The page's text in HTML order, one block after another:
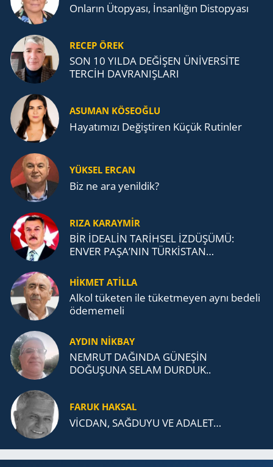
Onların Ütopyası, İnsanlığın Distopyası
RECEP ÖREK
SON 10 YILDA DEĞİŞEN ÜNİVERSİTE
TERCİH DAVRANIŞLARI
ASUMAN KÖSEOĞLU
Ha­ya­tı­mı­zı De­ğiş­ti­ren Küçük Ru­tin­ler
YÜKSEL ERCAN
Biz ne ara yenildik?
RIZA KARAYMIR
BİR İDEALİN TARİHSEL İZDÜŞÜMÜ:
ENVER PAŞA’NIN TÜRKİSTAN
TEŞKİLATI’NA UZANAN MİRASI
HİKMET ATİLLA
Alkol tü­ke­ten ile tü­ket­me­yen aynı be­de­li
öde­me­me­li
AYDIN NİKBAY
NEMRUT DAĞINDA GÜNEŞİN
DOĞUŞUNA SELAM DURDUK..
FARUK HAKSAL
VİCDAN, SAĞ­DU­YU VE ADA­LET…